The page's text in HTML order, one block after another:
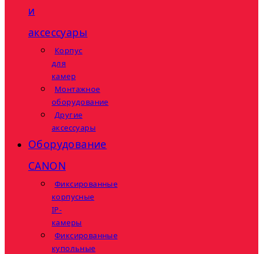
и
аксессуары
Корпус
для
камер
Монтажное
оборудование
Другие
аксессуары
Оборудование
CANON
Фиксированные
корпусные
IP-
камеры
Фиксированные
купольные